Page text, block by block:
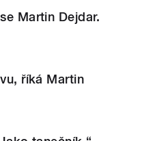
Martin Dejdar.
říká Martin